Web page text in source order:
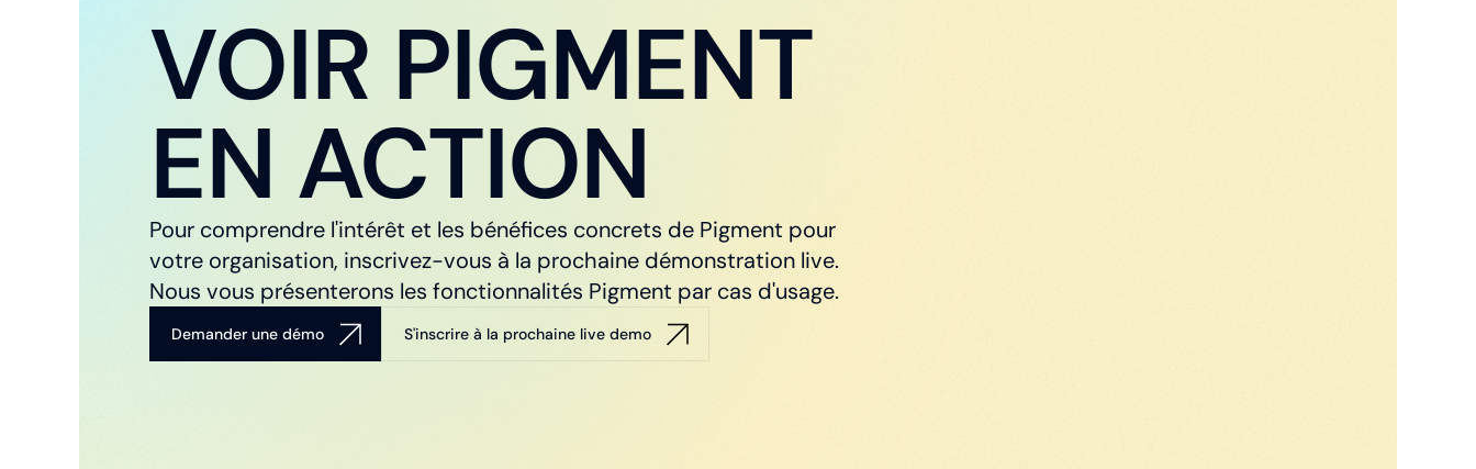
VOIR PIGMENT
EN ACTION
Pour comprendre l'intérêt et les bénéfices concrets de Pigment pour
votre organisation, inscrivez-vous à la prochaine démonstration live.
Nous vous présenterons les fonctionnalités Pigment par cas d'usage.
Demander une démo S'inscrire à la prochaine live demo